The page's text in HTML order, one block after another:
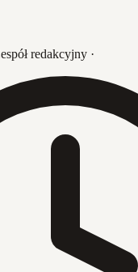
redakcyjny ·